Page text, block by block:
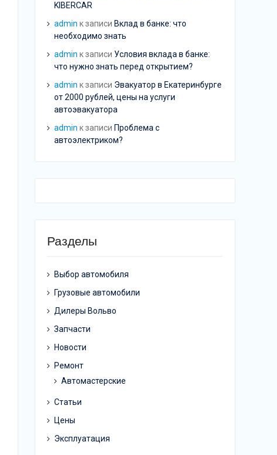
KIBERCAR
admin к записи Вклад в банке: что
необходимо знать
admin к записи Условия вклада в банке:
что нужно знать перед открытием?
admin к записи Эвакуатор в Екатеринбурге
от 2000 рублей, цены на услуги
автоэвакуатора
admin к записи Проблема с
автоэлектриком?
Разделы
Выбор автомобиля
Грузовые автомобили
Дилеры Вольво
Запчасти
Новости
Ремонт
Автомастерские
Статьи
Цены
Эксплуатация